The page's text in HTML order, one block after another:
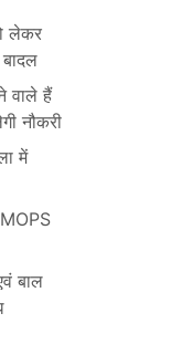
लेकर
वाले हैं
नौकरी
में
बाल